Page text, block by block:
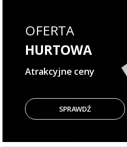
OFERTA
HURTOWA
Atrakcyjne ceny
SPRAWDŹ